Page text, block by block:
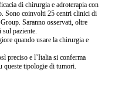
di chirurgia e adroterapia con
Sono coinvolti 25 centri clinici di
Saranno osservati, oltre
sul paziente.
quando usare la chirurgia e
preciso e l’Italia si conferma
queste tipologie di tumori.